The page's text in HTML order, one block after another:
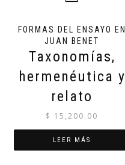
FORMAS DEL ENSAYO EN
JUAN BENET
Taxonomías,
hermenéutica y
relato
$ 15,200.00
LEER MÁS